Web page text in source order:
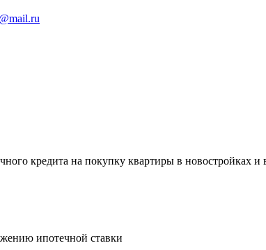
кредита на покупку квартиры в новостройках и
ипотечной ставки